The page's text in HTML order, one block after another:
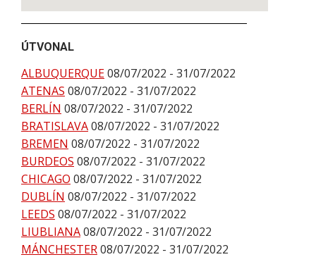
ÚTVONAL
ALBUQUERQUE08/07/2022 - 31/07/2022
ATENAS 08/07/2022 - 31/07/2022
BERLÍN 08/07/2022 - 31/07/2022
BRATISLAVA08/07/2022 - 31/07/2022
BREMEN 08/07/2022 - 31/07/2022
BURDEOS 08/07/2022 - 31/07/2022
CHICAGO 08/07/2022 - 31/07/2022
DUBLÍN 08/07/2022 - 31/07/2022
LEEDS 08/07/2022 - 31/07/2022
LIUBLIANA08/07/2022 - 31/07/2022
MÁNCHESTER08/07/2022 - 31/07/2022